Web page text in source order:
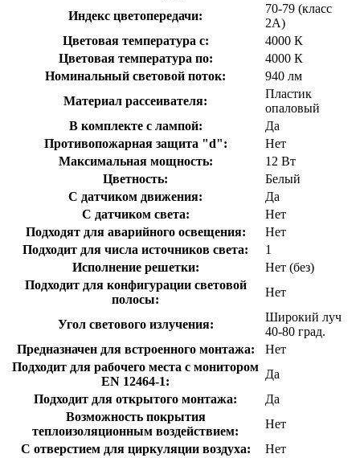
Индекс цветопередачи:
70-79 (класс
2А)
Цветовая температура с:
4000 К
Цветовая температура по:
4000 К
Номинальный световой поток:
940 лм
Материал рассеивателя:
Пластик
опаловый
В комплекте с лампой:
Да
Противопожарная защита "d":
Нет
Максимальная мощность:
12 Вт
Цветность:
Белый
С датчиком движения:
Да
С датчиком света:
Нет
Подходят для аварийного освещения:
Нет
Подходит для числа источников света:
1
Исполнение решетки:
Нет (без)
Подходит для конфигурации световой
полосы:
Нет
Угол светового излучения:
Широкий луч
40-80 град.
Предназначен для встроенного монтажа:
Нет
Подходит для рабочего места с монитором
EN 12464-1:
Да
Подходит для открытого монтажа:
Да
Возможность покрытия
теплоизоляционным воздействием:
Нет
С отверстием для циркуляции воздуха:
Нет